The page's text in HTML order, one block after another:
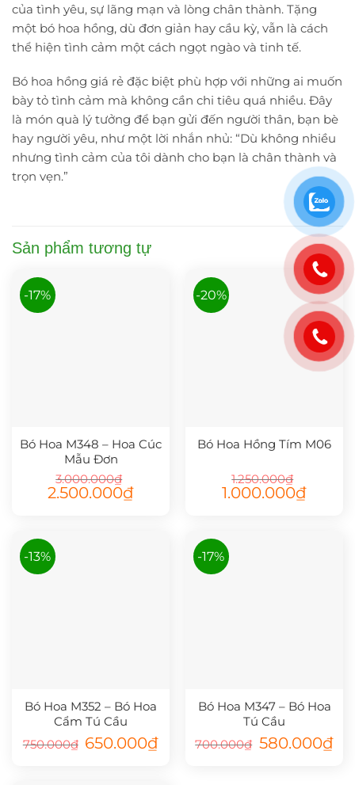
của tình yêu, sự lãng mạn và lòng chân thành. Tặng
một bó hoa hồng, dù đơn giản hay cầu kỳ, vẫn là cách
thể hiện tình cảm một cách ngọt ngào và tinh tế.
Bó hoa hồng giá rẻ đặc biệt phù hợp với những ai muốn
bày tỏ tình cảm mà không cần chi tiêu quá nhiều. Đây
là món quà lý tưởng để bạn gửi đến người thân, bạn bè
hay người yêu, như một lời nhắn nhủ: “Dù không nhiều
nhưng tình cảm của tôi dành cho bạn là chân thành và
trọn vẹn.”
Sản phẩm tương tự
-17%
Bó Hoa M348 – Hoa Cúc
Mẫu Đơn
3.000.000₫
Giá
gốc
2.500.000₫Giá
-20%
Bó Hoa Hồng Tím M06
1.250.000₫
Giá
gốc
1.000.000₫Giá
-13%
Bó Hoa M352 – Bó Hoa
Cẩm Tú Cầu
750.000₫ Giá
gốc
650.000₫Giá
-17%
Bó Hoa M347 – Bó Hoa
Tú Cầu
700.000₫
Giá
gốc
580.000₫Giá